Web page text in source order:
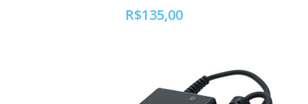
R$135,00